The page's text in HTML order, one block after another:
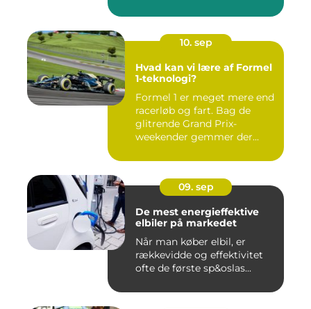
10. sep
Hvad kan vi lære af Formel
1-teknologi?
Formel 1 er meget mere end
racerløb og fart. Bag de
glitrende Grand Prix-
weekender gemmer der...
09. sep
De mest energieffektive
elbiler på markedet
Når man køber elbil, er
rækkevidde og effektivitet
ofte de første sp&oslas...